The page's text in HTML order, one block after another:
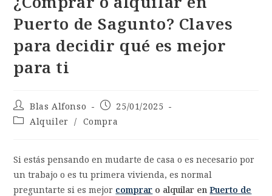
Puerto de Sagunto? Claves
para decidir qué es mejor
para ti
Blas Alfonso
25/01/2025
Alquiler
/ Compra
Si estás pensando en mudarte de casa o es necesario por
un trabajo o es tu primera vivienda, es normal
preguntarte si es mejor comprar o alquilar enPuerto de